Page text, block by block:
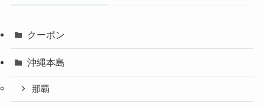
クーポン
沖縄本島
那覇